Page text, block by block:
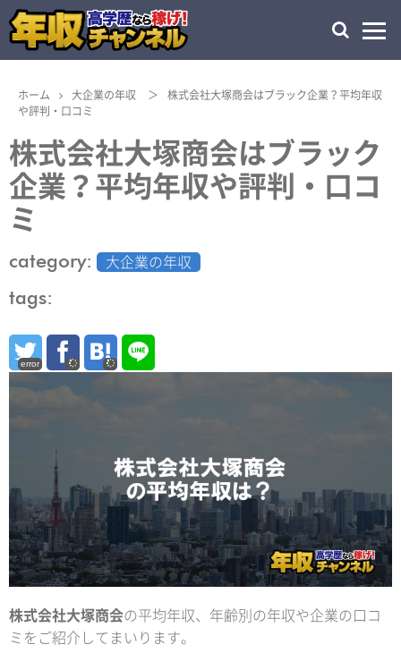
ホーム 大企業の年収 ＞
株式会社大塚商会はブラック企業？平均年収
や評判・口コミ
株式会社大塚商会はブラック
企業？平均年収や評判・口コ
ミ
category: 大企業の年収
tags:
error
株式会社大塚商会の平均年収、年齢別の年収や企業の口コ
ミをご紹介してまいります。